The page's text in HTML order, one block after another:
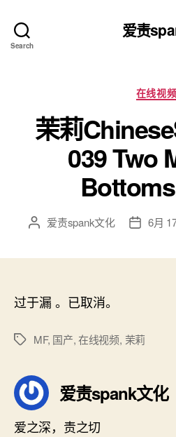
Search
爱责
分
类
在线视频
茉莉
039 Two
文 爱责spank文化
发 6月
过于漏 。已取消。
标
MF, 国产,在线视频, 茉莉
爱责spank文化
爱之深，责之切